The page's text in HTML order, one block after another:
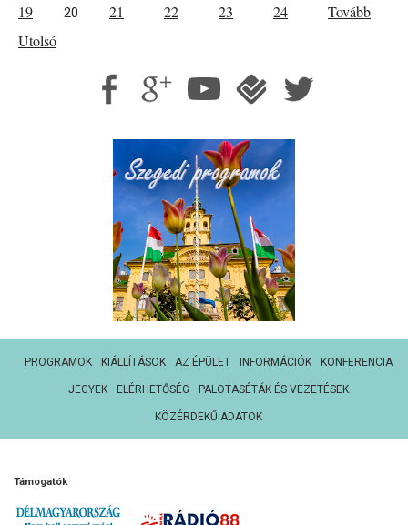
19
20 21 22 23 24
Tovább
Utolsó
PROGRAMOK KIÁLLÍTÁSOK AZ ÉPÜLET INFORMÁCIÓK KONFERENCIA
JEGYEK ELÉRHETŐSÉG PALOTASÉTÁK ÉS VEZETÉSEK
KÖZÉRDEKŰ ADATOK
Támogatók